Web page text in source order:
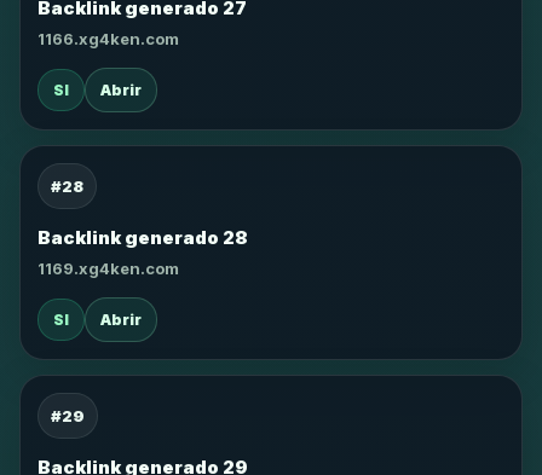
Backlink generado 27
1166.xg4ken.com
SI Abrir
#28
Backlink generado 28
1169.xg4ken.com
SI Abrir
#29
Backlink generado 29